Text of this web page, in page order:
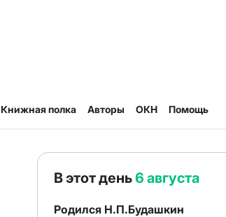
Книжная полка Авторы ОКН Помощь
В этот день6 августа
Родился Н.П.Будашкин